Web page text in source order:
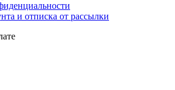
и отписка от рассылки